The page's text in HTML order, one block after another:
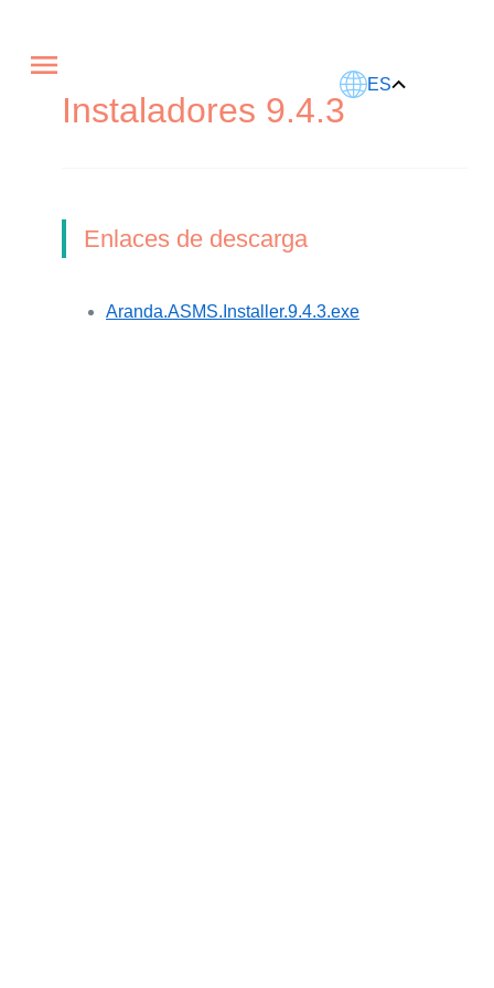
ES
Instaladores 9.4.3
Enlaces de descarga
Aranda.ASMS.Installer.9.4.3.exe